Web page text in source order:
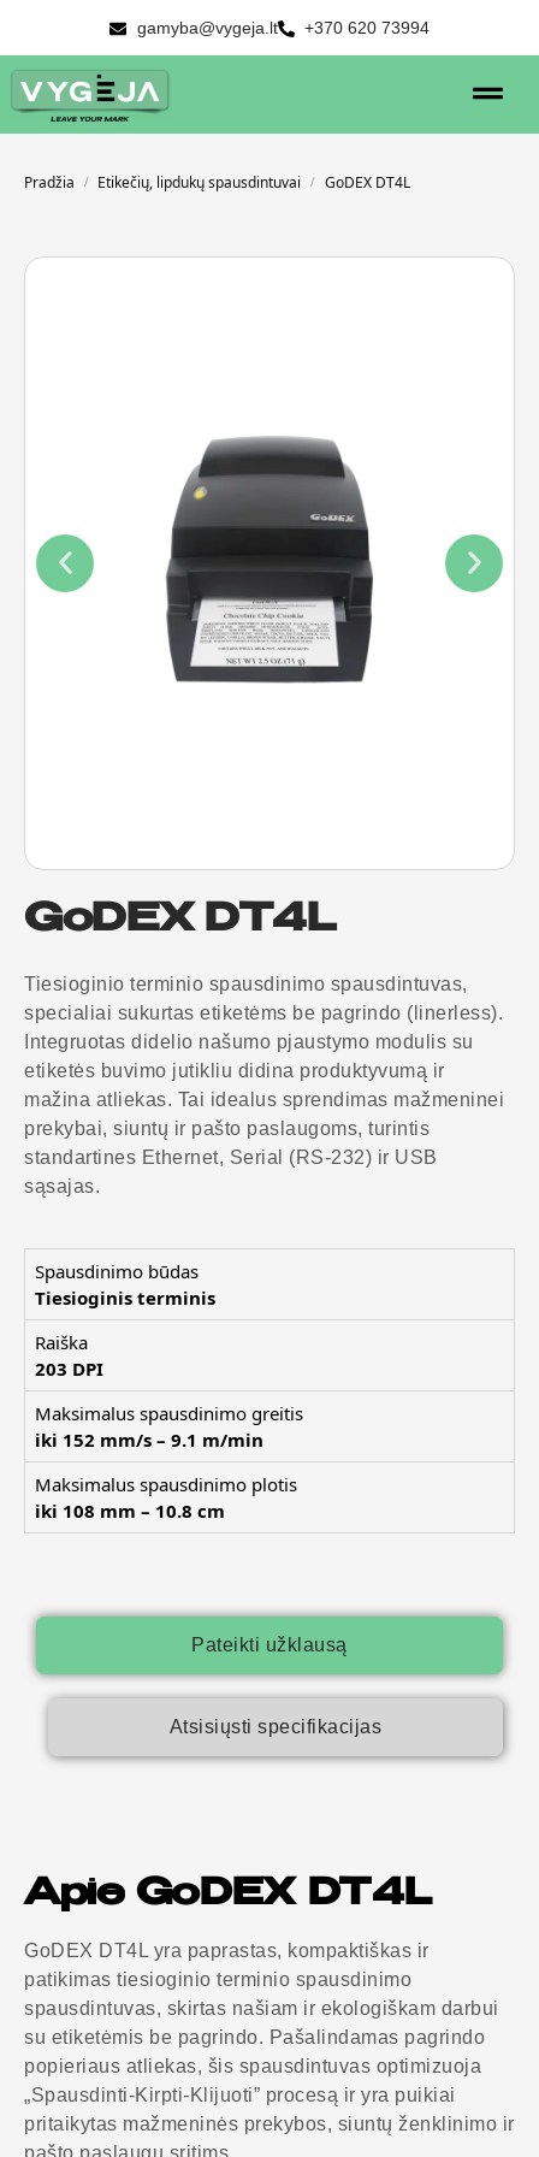
gamyba@vygeja.lt +370 620 73994
Pradžia / Etikečių, lipdukų spausdintuvai / GoDEX DT4L
GoDEX DT4L
Tiesioginio terminio spausdinimo spausdintuvas,
specialiai sukurtas etiketėms be pagrindo (linerless).
Integruotas didelio našumo pjaustymo modulis su
etiketės buvimo jutikliu didina produktyvumą ir
mažina atliekas. Tai idealus sprendimas mažmeninei
prekybai, siuntų ir pašto paslaugoms, turintis
standartines Ethernet, Serial (RS-232) ir USB
sąsajas.
Spausdinimo būdas
Tiesioginis terminis
Raiška
203 DPI
Maksimalus spausdinimo greitis
iki 152 mm/s – 9.1 m/min
Maksimalus spausdinimo plotis
iki 108 mm – 10.8 cm
Pateikti užklausą
Atsisiųsti specifikacijas
Apie GoDEX DT4L
GoDEX DT4L yra paprastas, kompaktiškas ir
patikimas tiesioginio terminio spausdinimo
spausdintuvas, skirtas našiam ir ekologiškam darbui
su etiketėmis be pagrindo. Pašalindamas pagrindo
popieriaus atliekas, šis spausdintuvas optimizuoja
„Spausdinti-Kirpti-Klijuoti” procesą ir yra puikiai
pritaikytas mažmeninės prekybos, siuntų ženklinimo ir